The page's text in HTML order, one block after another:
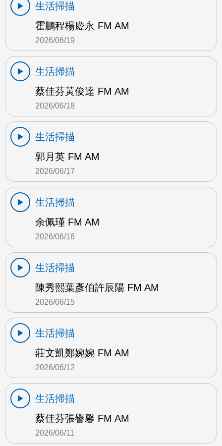
生活掃描
霍鵬程楊慶永 FM AM
2026/06/19
生活掃描
蔡佳芬黃俊達 FM AM
2026/06/18
生活掃描
郭月英 FM AM
2026/06/17
生活掃描
余佩瑾 FM AM
2026/06/16
生活掃描
陳秀熙葉彥伯許辰陽 FM AM
2026/06/15
生活掃描
莊文凱鄭婉婉 FM AM
2026/06/12
生活掃描
蔡佳芬張譽馨 FM AM
2026/06/11